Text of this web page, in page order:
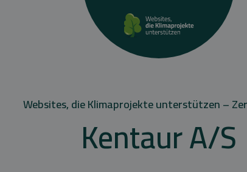
Websites, die Klimaprojekte unterstützen –
Kentaur A/S